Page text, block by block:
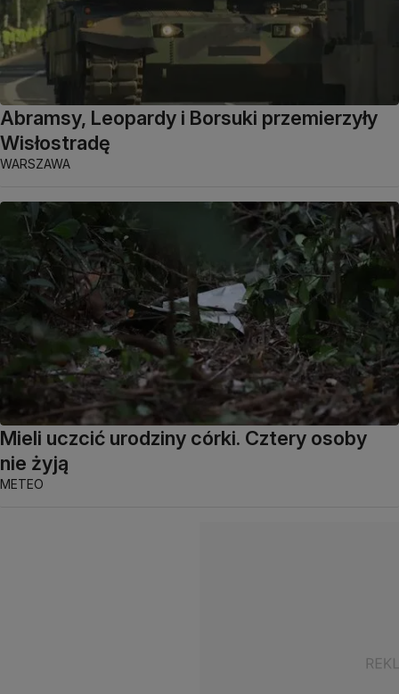
Abramsy, Leopardy i Borsuki przemierzyły
Wisłostradę
WARSZAWA
Mieli uczcić urodziny córki. Cztery osoby
nie żyją
METEO